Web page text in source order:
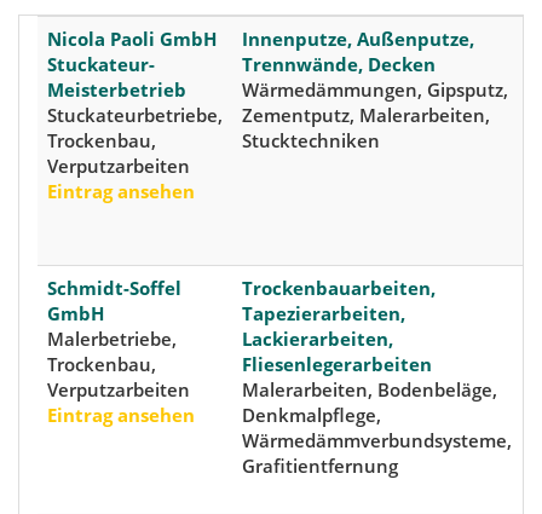
Nicola Paoli GmbH
Stuckateur-
Meisterbetrieb
Stuckateurbetriebe,
Trockenbau,
Verputzarbeiten
Eintrag ansehen
Innenputze, Außenputze,
Trennwände, Decken
Wärmedämmungen, Gipsputz,
Zementputz, Malerarbeiten,
Stucktechniken
Schmidt-Soffel
GmbH
Malerbetriebe,
Trockenbau,
Verputzarbeiten
Eintrag ansehen
Trockenbauarbeiten,
Tapezierarbeiten,
Lackierarbeiten,
Fliesenlegerarbeiten
Malerarbeiten, Bodenbeläge,
Denkmalpflege,
Wärmedämmverbundsysteme,
Grafitientfernung